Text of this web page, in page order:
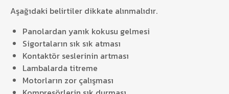
Aşağıdaki belirtiler dikkate alınmalıdır.
Panolardan yanık kokusu gelmesi
Sigortaların sık sık atması
Kontaktör seslerinin artması
Lambalarda titreme
Motorların zor çalışması